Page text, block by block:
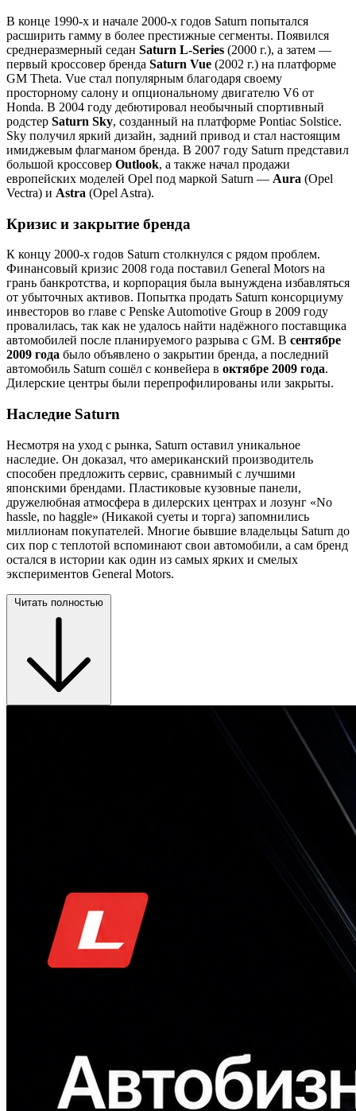
В конце 1990-х и начале 2000-х годов Saturn попытался
расширить гамму в более престижные сегменты. Появился
среднеразмерный седан Saturn L-Series (2000 г.), а затем —
первый кроссовер бренда Saturn Vue (2002 г.) на платформе
GM Theta. Vue стал популярным благодаря своему
просторному салону и опциональному двигателю V6 от
Honda. В 2004 году дебютировал необычный спортивный
родстер Saturn Sky, созданный на платформе Pontiac Solstice.
Sky получил яркий дизайн, задний привод и стал настоящим
имиджевым флагманом бренда. В 2007 году Saturn представил
большой кроссовер Outlook, а также начал продажи
европейских моделей Opel под маркой Saturn — Aura (Opel
Vectra) и Astra (Opel Astra).
Кризис и закрытие бренда
К концу 2000-х годов Saturn столкнулся с рядом проблем.
Финансовый кризис 2008 года поставил General Motors на
грань банкротства, и корпорация была вынуждена избавляться
от убыточных активов. Попытка продать Saturn консорциуму
инвесторов во главе с Penske Automotive Group в 2009 году
провалилась, так как не удалось найти надёжного поставщика
автомобилей после планируемого разрыва с GM. В сентябре
2009 года было объявлено о закрытии бренда, а последний
автомобиль Saturn сошёл с конвейера в октябре 2009 года.
Дилерские центры были перепрофилированы или закрыты.
Наследие Saturn
Несмотря на уход с рынка, Saturn оставил уникальное
наследие. Он доказал, что американский производитель
способен предложить сервис, сравнимый с лучшими
японскими брендами. Пластиковые кузовные панели,
дружелюбная атмосфера в дилерских центрах и лозунг «No
hassle, no haggle» (Никакой суеты и торга) запомнились
миллионам покупателей. Многие бывшие владельцы Saturn до
сих пор с теплотой вспоминают свои автомобили, а сам бренд
остался в истории как один из самых ярких и смелых
экспериментов General Motors.
Читать полностью